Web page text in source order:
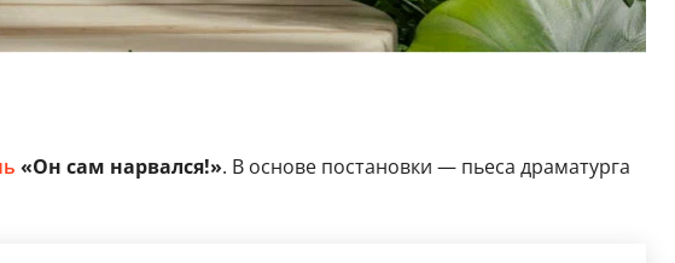
«Он сам нарвался!». В основе постановки — пьеса драматурга